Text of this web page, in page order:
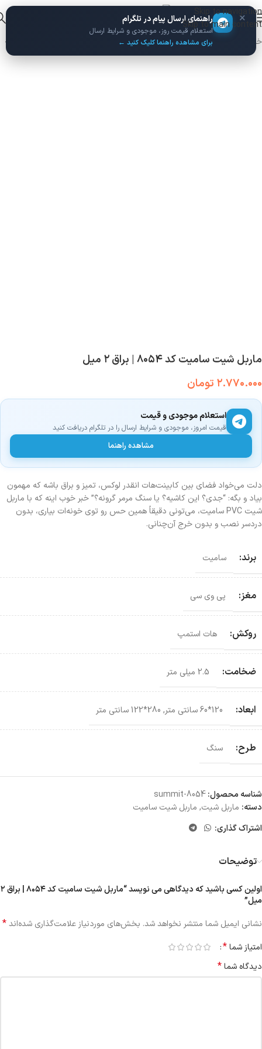
Skip to navigation
Skip to main content
خانه
ماربل شیت/ ماربل شیت سامیت
ماربل شیت سامیت کد ۸۰۵۴ | براق ۲ میل
۲.۷۷۰.۰۰۰ تومان
استعلام موجودی و قیمت
قیمت امروز، موجودی و شرایط ارسال را در تلگرام دریافت کنید
مشاهده راهنما
دلت می‌خواد فضای بین کابینت‌هات انقدر لوکس، تمیز و براق باشه که مهمون
بیاد و بگه: “جدی؟ این کاشیه؟ یا سنگ مرمر گرونه؟” خبر خوب اینه که با ماربل
شیت PVC سامیت، می‌تونی دقیقاً همین حس رو توی خونه‌ات بیاری، بدون
دردسر نصب و بدون خرج آن‌چنانی.
برند: سامیت
مغز: پی وی سی
روکش: هات استمپ
ضخامت: 2.5 میلی متر
ابعاد: 120*60 سانتی‌ متر , 280*122 سانتی‌ متر
طرح: سنگ
شناسه محصول:summit-8054
دسته: ماربل شیت, ماربل شیت سامیت
اشتراک گذاری:
توضیحات
اولین کسی باشید که دیدگاهی می نویسد “ماربل شیت سامیت کد ۸۰۵۴ | براق ۲
میل”
نشانی ایمیل شما منتشر نخواهد شد. بخش‌های موردنیاز علامت‌گذاری شده‌اند*
امتیاز شما*
دیدگاه شما*
× راهنمای ارسال پیام در تلگرام
استعلام قیمت روز، موجودی و شرایط ارسال
برای مشاهده راهنما کلیک کنید ←